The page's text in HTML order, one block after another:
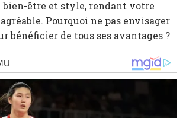
bien-être et style, rendant votre
Pourquoi ne pas envisager
bénéficier de tous ses avantages ?